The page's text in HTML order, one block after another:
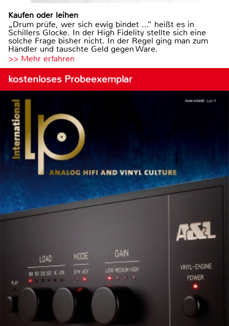
Kaufen oder leihen
„Drum prüfe, wer sich ewig bindet ...“ heißt es in
Schillers Glocke. In der High Fidelity stellte sich eine
solche Frage bisher nicht. In der Regel ging man zum
Händler und tauschte Geld gegen Ware.
>> Mehr erfahren
kostenloses Probeexemplar